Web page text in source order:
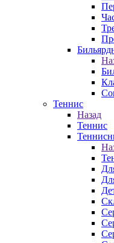
Теннис
Назад
Теннис